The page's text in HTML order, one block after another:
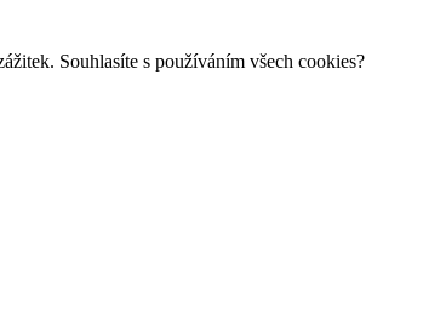
Souhlasíte s používáním všech cookies?